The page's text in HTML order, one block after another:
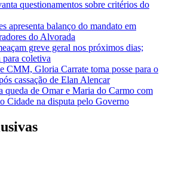
questionamentos sobre critérios do
apresenta balanço do mandato em
do Alvorada
greve geral nos próximos dias;
coletiva
CMM, Gloria Carrate toma posse para o
cassação de Elan Alencar
queda de Omar e Maria do Carmo com
Cidade na disputa pelo Governo